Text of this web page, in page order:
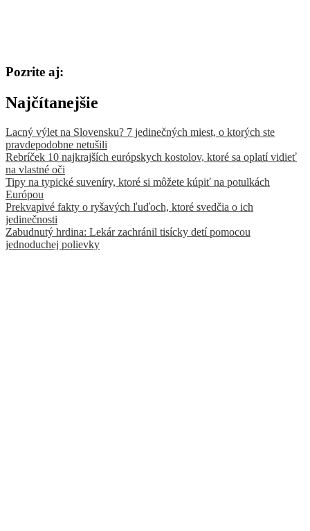
Pozrite aj:
Najčítanejšie
Lacný výlet na Slovensku? 7 jedinečných miest, o ktorých ste
pravdepodobne netušili
Rebríček 10 najkrajších európskych kostolov, ktoré sa oplatí vidieť
na vlastné oči
Tipy na typické suveníry, ktoré si môžete kúpiť na potulkách
Európou
Prekvapivé fakty o ryšavých ľuďoch, ktoré svedčia o ich
jedinečnosti
Zabudnutý hrdina: Lekár zachránil tisícky detí pomocou
jednoduchej polievky